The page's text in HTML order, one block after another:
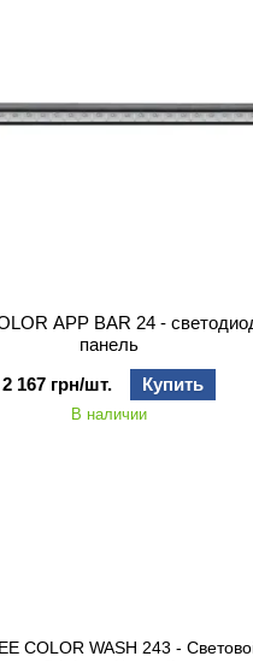
APP BAR 24 -
панель
2 167 грн/шт.
Купить
В наличии